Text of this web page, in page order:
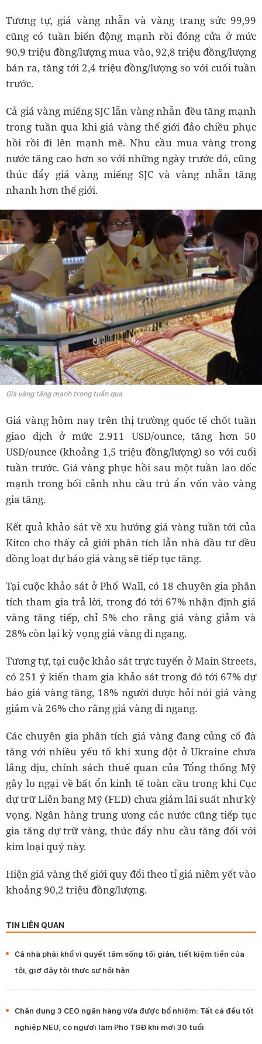
Tương tự, giá vàng nhẫn và vàng trang sức 99,99
cũng có tuần biến động mạnh rồi đóng cửa ở mức
90,9 triệu đồng/lượng mua vào, 92,8 triệu đồng/lượng
bán ra, tăng tới 2,4 triệu đồng/lượng so với cuối tuần
trước.
Cả giá vàng miếng SJC lẫn vàng nhẫn đều tăng mạnh
trong tuần qua khi giá vàng thế giới đảo chiều phục
hồi rồi đi lên mạnh mẽ. Nhu cầu mua vàng trong
nước tăng cao hơn so với những ngày trước đó, cũng
thúc đẩy giá vàng miếng SJC và vàng nhẫn tăng
nhanh hơn thế giới.
Giá vàng tăng mạnh trong tuần qua
Giá vàng hôm nay trên thị trường quốc tế chốt tuần
giao dịch ở mức 2.911 USD/ounce, tăng hơn 50
USD/ounce (khoảng 1,5 triệu đồng/lượng) so với cuối
tuần trước. Giá vàng phục hồi sau một tuần lao dốc
mạnh trong bối cảnh nhu cầu trú ẩn vốn vào vàng
gia tăng.
Kết quả khảo sát về xu hướng giá vàng tuần tới của
Kitco cho thấy cả giới phân tích lẫn nhà đầu tư đều
đồng loạt dự báo giá vàng sẽ tiếp tục tăng.
Tại cuộc khảo sát ở Phố Wall, có 18 chuyên gia phân
tích tham gia trả lời, trong đó tới 67% nhận định giá
vàng tăng tiếp, chỉ 5% cho rằng giá vàng giảm và
28% còn lại kỳ vọng giá vàng đi ngang.
Tương tự, tại cuộc khảo sát trực tuyến ở Main Streets,
có 251 ý kiến tham gia khảo sát trong đó tới 67% dự
báo giá vàng tăng, 18% người được hỏi nói giá vàng
giảm và 26% cho rằng giá vàng đi ngang.
Các chuyên gia phân tích giá vàng đang củng cố đà
tăng với nhiều yếu tố khi xung đột ở Ukraine chưa
lắng dịu, chính sách thuế quan của Tổng thống Mỹ
gây lo ngại về bất ổn kinh tế toàn cầu trong khi Cục
dự trữ Liên bang Mỹ (FED) chưa giảm lãi suất như kỳ
vọng. Ngân hàng trung ương các nước cũng tiếp tục
gia tăng dự trữ vàng, thúc đẩy nhu cầu tăng đối với
kim loại quý này.
Hiện giá vàng thế giới quy đổi theo tỉ giá niêm yết vào
khoảng 90,2 triệu đồng/lượng.
TIN LIÊN QUAN
Cả nhà phải khổ vì quyết tâm sống tối giản, tiết kiệm tiền của
tôi, giờ đây tôi thực sự hối hận
Chân dung 3 CEO ngân hàng vừa được bổ nhiệm: Tất cả đều tốt
nghiệp NEU, có người làm Phó TGĐ khi mới 30 tuổi